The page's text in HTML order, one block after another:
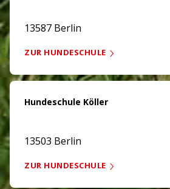
13587 Berlin
ZUR HUNDESCHULE
Hundeschule Köller
13503 Berlin
ZUR HUNDESCHULE